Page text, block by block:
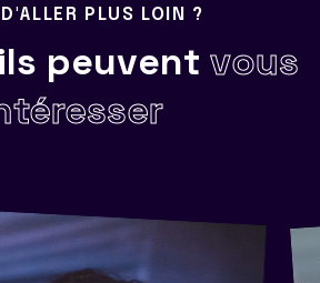
PLUS LOIN ?
peuvent vous